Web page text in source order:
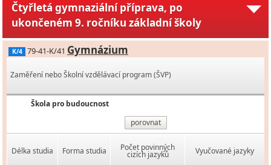
Čtyřletá gymnaziální příprava, po
ukončeném 9. ročníku základní školy
K/4 79-41-K/41 Gymnázium
Zaměření nebo Školní vzdělávací program (ŠVP)
Škola pro budoucnost
porovnat
Délka studia Forma studia Počet povinných
cizích jazyků Vyučované jazyky